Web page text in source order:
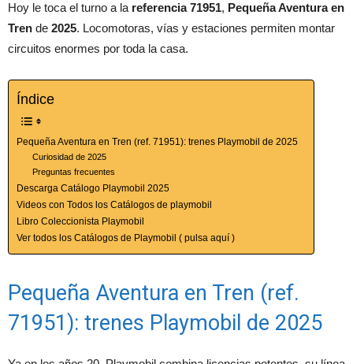
Hoy le toca el turno a la referencia 71951, Pequeña Aventura en
Tren de 2025. Locomotoras, vías y estaciones permiten montar
circuitos enormes por toda la casa.
Índice
Pequeña Aventura en Tren (ref. 71951): trenes Playmobil de 2025
Curiosidad de 2025
Preguntas frecuentes
Descarga Catálogo Playmobil 2025
Videos con Todos los Catálogos de playmobil
Libro Coleccionista Playmobil
Ver todos los Catálogos de Playmobil ( pulsa aquí )
Pequeña Aventura en Tren (ref.
71951): trenes Playmobil de 2025